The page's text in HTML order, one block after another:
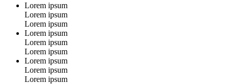
Lorem ipsum
Lorem ipsum
Lorem ipsum
Lorem ipsum
Lorem ipsum
Lorem ipsum
Lorem ipsum
Lorem ipsum
Lorem ipsum